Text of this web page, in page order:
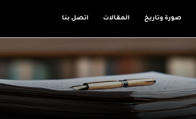
صورة وتاريخ المقالات اتصل بنا